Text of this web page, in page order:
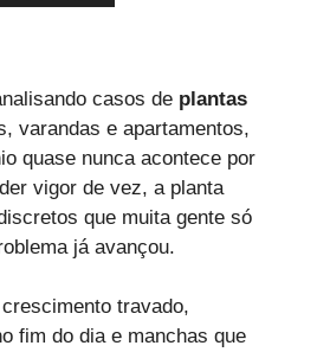
casos de plantas
varandas e apartamentos,
quase nunca acontece por
vigor de vez, a planta
que muita gente só
já avançou.
travado,
fim do dia e manchas que